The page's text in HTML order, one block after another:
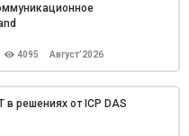
4095 Август’2026
в решениях от ICP DAS